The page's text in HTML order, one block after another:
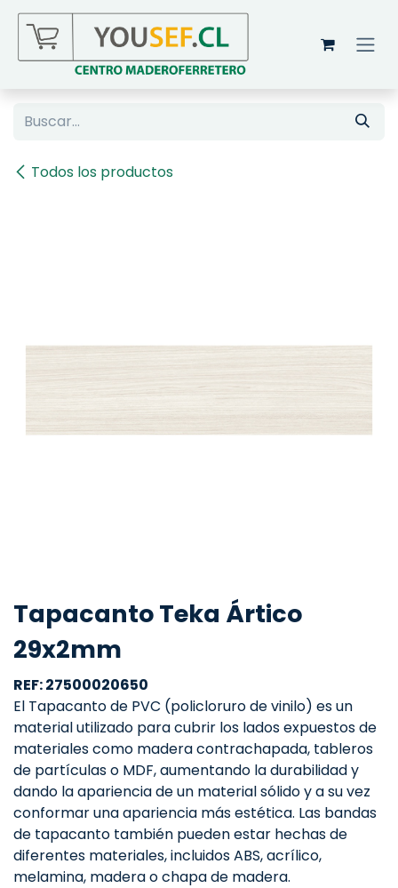
Ir al contenido
Todos los productos
Tapacanto Teka Ártico
29x2mm
REF: 27500020650
El Tapacanto de PVC (policloruro de vinilo) es un
material utilizado para cubrir los lados expuestos de
materiales como madera contrachapada, tableros
de partículas o MDF, aumentando la durabilidad y
dando la apariencia de un material sólido y a su vez
conformar una apariencia más estética. Las bandas
de tapacanto también pueden estar hechas de
diferentes materiales, incluidos ABS, acrílico,
melamina, madera o chapa de madera.